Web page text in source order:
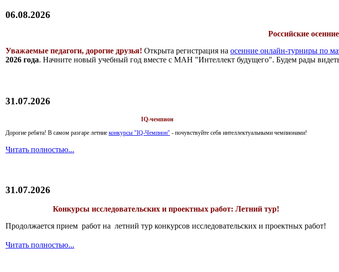
06.08.2026
Российские
Уважаемые педагоги, дорогие друзья! Открыта регистрация на осенние онлайн-турниры по
2026 года. Начните новый учебный год вместе с МАН "Интеллект будущего". Будем рады
31.07.2026
IQ-чемпион
Дорогие ребята! В самом разгаре летние конкурсы "IQ-Чемпион" - почувствуйте себя интеллектуальными чемпионами!
Читать полностью...
31.07.2026
Конкурсы исследовательских и проектных работ: Летний тур!
Продолжается прием работ на летний тур конкурсов исследовательских и проектных работ!
Читать полностью...